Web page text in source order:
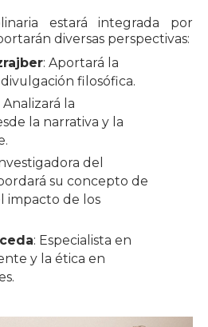
estará integrada por
diversas perspectivas:
: Aportará la
filosófica.
Analizará la
la narrativa y la
del
su concepto de
impacto de los
: Especialista en
y la ética en